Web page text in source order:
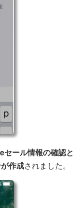
ール情報の確認と
作成されました。